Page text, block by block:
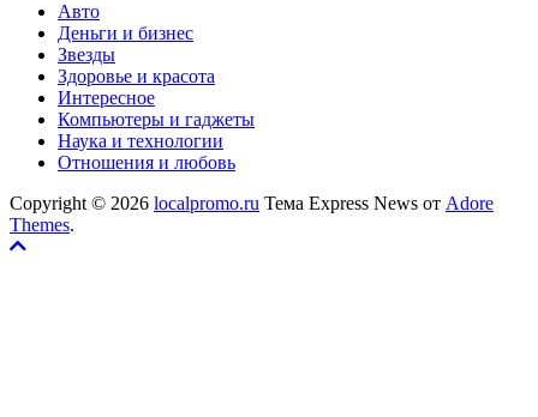
Авто
Деньги и бизнес
Звезды
Здоровье и красота
Интересное
Компьютеры и гаджеты
Наука и технологии
Отношения и любовь
Copyright © 2026 localpromo.ru Тема Express News от Adore
Themes.